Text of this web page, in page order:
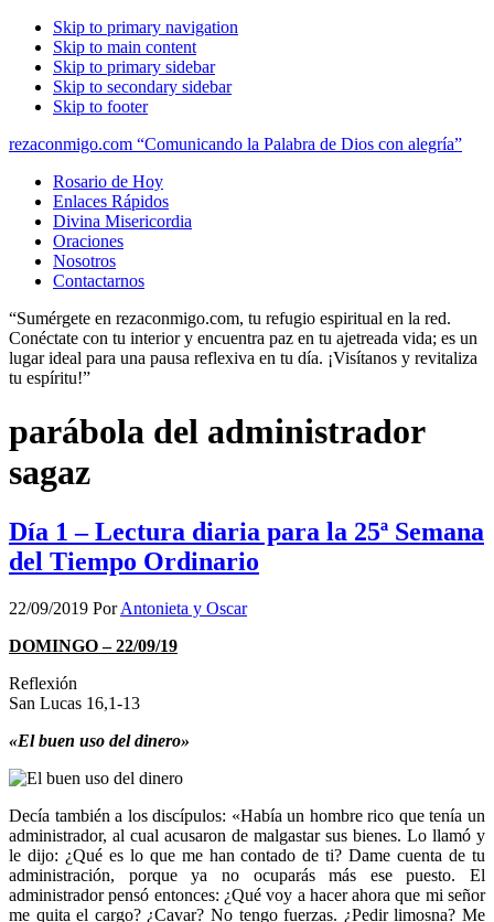
Skip to primary navigation
Skip to main content
Skip to primary sidebar
Skip to secondary sidebar
Skip to footer
rezaconmigo.com “Comunicando la Palabra de Dios con alegría”
Rosario de Hoy
Enlaces Rápidos
Divina Misericordia
Oraciones
Nosotros
Contactarnos
“Sumérgete en rezaconmigo.com, tu refugio espiritual en la red.
Conéctate con tu interior y encuentra paz en tu ajetreada vida; es un
lugar ideal para una pausa reflexiva en tu día. ¡Visítanos y revitaliza
tu espíritu!”
parábola del administrador
sagaz
Día 1 – Lectura diaria para la 25ª Semana
del Tiempo Ordinario
22/09/2019 PorAntonieta y Oscar
DOMINGO – 22/09/19
Reflexión
San Lucas 16,1-13
«El buen uso del dinero»
Decía también a los discípulos: «Había un hombre rico que tenía un
administrador, al cual acusaron de malgastar sus bienes. Lo llamó y
le dijo: ¿Qué es lo que me han contado de ti? Dame cuenta de tu
administración, porque ya no ocuparás más ese puesto. El
administrador pensó entonces: ¿Qué voy a hacer ahora que mi señor
me quita el cargo? ¿Cavar? No tengo fuerzas. ¿Pedir limosna? Me